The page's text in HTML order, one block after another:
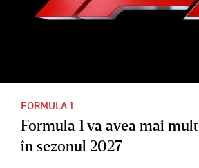
FORMULA 1
Formula 1 va avea mai
în sezonul 2027